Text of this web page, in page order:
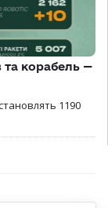
та корабель —
1190